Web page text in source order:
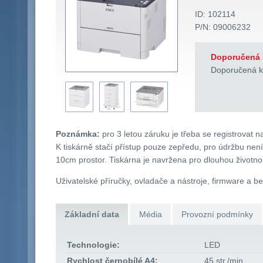
ID: 102114
P/N: 09006232
Doporučená
Doporučená
Poznámka: pro 3 letou záruku je třeba se registrovat
K tiskárně stačí přístup pouze zepředu, pro údržbu
10cm prostor. Tiskárna je navržena pro dlouhou
Uživatelské příručky, ovladače a nástroje, firmware a
Základní data Média Provozní podmínky
Technologie:
LED
Rychlost černobílé A4:
45 str./min